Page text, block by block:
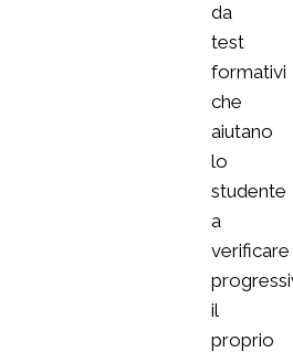
da
test
formativi
che
aiutano
lo
studente
a
verificare
il
proprio